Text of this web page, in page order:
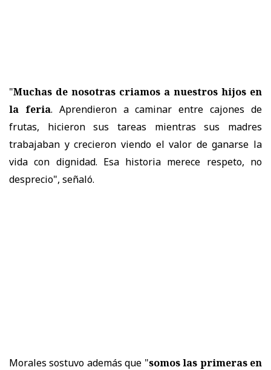
"Muchas de nosotras criamos a nuestros hijos en
la feria. Aprendieron a caminar entre cajones de
frutas, hicieron sus tareas mientras sus madres
trabajaban y crecieron viendo el valor de ganarse la
vida con dignidad. Esa historia merece respeto, no
desprecio", señaló.
Morales sostuvo además que "somos las primeras en